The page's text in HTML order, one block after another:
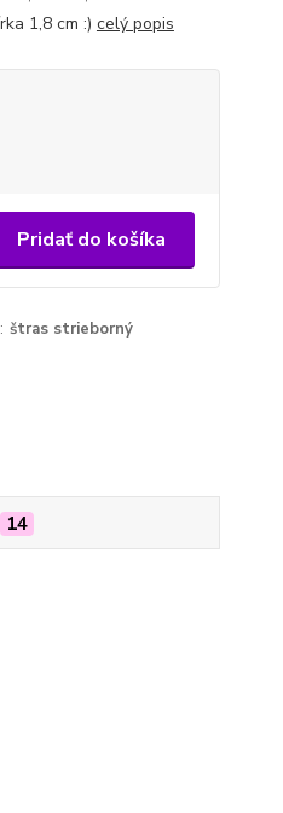
1,8 cm :) celý popis
Pridať do košíka
štras strieborný
14